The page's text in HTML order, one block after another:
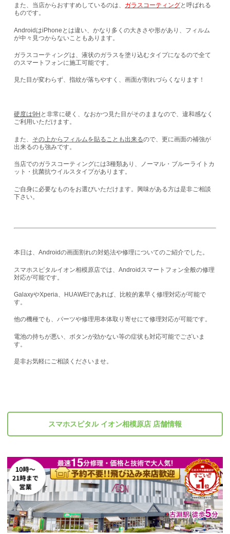
また、当店からおすすめしているのは、 ガラスコーティングと呼ばれる
ものです。
AndroidはiPhoneとは違い、かなり多くの大きさや形があり、フィルム
が中々見つからないこともあります。
ガラスコーティングは、液状のガラスを塗り込むタイプになるので全て
のスマートフォンに施工可能です。
見た目が変わらず、指紋が落ちやすく、画面が割れづらくなります！
硬度は9H と非常に硬く、なおかつ見た目がそのままなので、違和感なく
ご利用いただけます。
また、 その上からフィルムを貼ることも出来るので、更に画面の補強が
出来るのも強みです。
当店でのガラスコーティングには3種類あり、ノーマル・ブルーライトカ
ット・抗菌抗ウイルスタイプがあります。
ご自身に必要なものをお選びいただけます。興味がある方は是非ご相談
下さい。
本日は、Androidの画面割れの対処法や修理についてのご紹介でした。
スマホスピタルイオン相模原店では、Androidスマートフォン全般の修理
対応が可能です。
GalaxyやXperia、HUAWEIであれば、比較的素早く修理対応が可能で
す。
他の機種でも、パーツや修理用本体取り寄せにて修理対応が可能です。
電池の持ちが悪い、ボタンが効かない等の症状も対応可能でございま
す。
是非お気軽にご相談くださいませ。
スマホスピタル イオン相模原店 店舗情報